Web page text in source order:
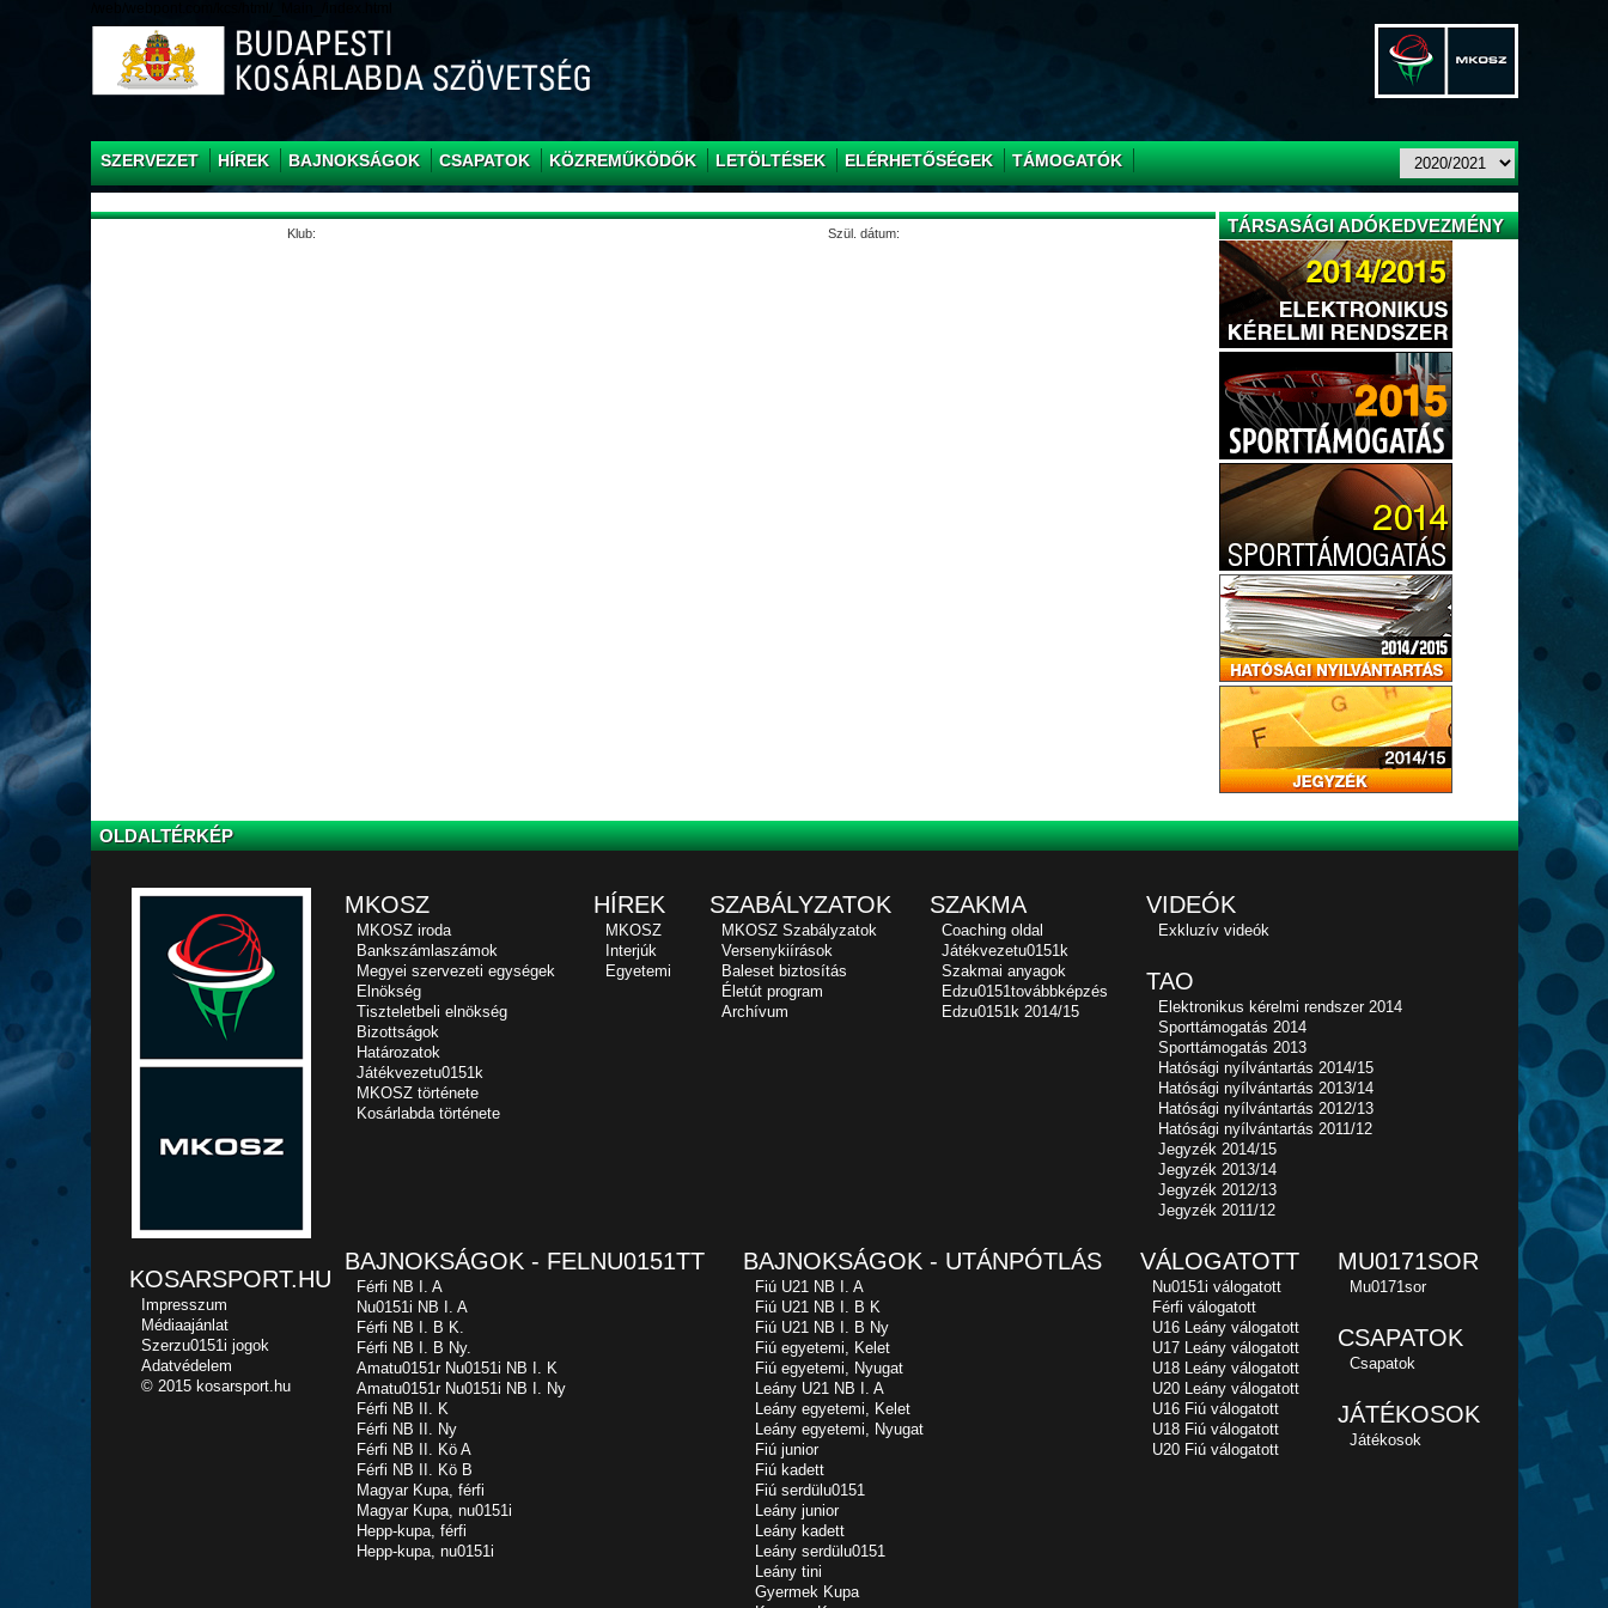
SZERVEZET HÍREK BAJNOKSÁGOK CSAPATOK KÖZREMŰKÖDŐK LETÖLTÉSEK ELÉRHETŐSÉGEK TÁMOGATÓK
Klub: Szül. dátum: TÁRSASÁGI ADÓKEDVEZMÉNY
OLDALTÉRKÉP
MKOSZ
MKOSZ iroda
Bankszámlaszámok
Megyei szervezeti egységek
Elnökség
Tiszteletbeli elnökség
Bizottságok
Határozatok
Játékvezetu0151k
MKOSZ története
Kosárlabda története
HÍREK
MKOSZ
Interjúk
Egyetemi
SZABÁLYZATOK
MKOSZ Szabályzatok
Versenykiírások
Baleset biztosítás
Életút program
Archívum
SZAKMA
Coaching oldal
Játékvezetu0151k
Szakmai anyagok
Edzu0151továbbképzés
Edzu0151k 2014/15
VIDEÓK
Exkluzív videók
TAO
Elektronikus kérelmi rendszer 2014
Sporttámogatás 2014
Sporttámogatás 2013
Hatósági nyílvántartás 2014/15
Hatósági nyílvántartás 2013/14
Hatósági nyílvántartás 2012/13
Hatósági nyílvántartás 2011/12
Jegyzék 2014/15
Jegyzék 2013/14
Jegyzék 2012/13
Jegyzék 2011/12
BAJNOKSÁGOK - FELNU0151TT
Férfi NB I. A
Nu0151i NB I. A
Férfi NB I. B K.
Férfi NB I. B Ny.
Amatu0151r Nu0151i NB I. K
Amatu0151r Nu0151i NB I. Ny
Férfi NB II. K
Férfi NB II. Ny
Férfi NB II. Kö A
Férfi NB II. Kö B
Magyar Kupa, férfi
Magyar Kupa, nu0151i
Hepp-kupa, férfi
Hepp-kupa, nu0151i
BAJNOKSÁGOK - UTÁNPÓTLÁS
Fiú U21 NB I. A
Fiú U21 NB I. B K
Fiú U21 NB I. B Ny
Fiú egyetemi, Kelet
Fiú egyetemi, Nyugat
Leány U21 NB I. A
Leány egyetemi, Kelet
Leány egyetemi, Nyugat
Fiú junior
Fiú kadett
Fiú serdülu0151
Leány junior
Leány kadett
Leány serdülu0151
Leány tini
Gyermek Kupa
VÁLOGATOTT
Nu0151i válogatott
Férfi válogatott
U16 Leány válogatott
U17 Leány válogatott
U18 Leány válogatott
U20 Leány válogatott
U16 Fiú válogatott
U18 Fiú válogatott
U20 Fiú válogatott
MU0171SOR
Mu0171sor
CSAPATOK
Csapatok
JÁTÉKOSOK
Játékosok
KOSARSPORT.HU
Impresszum
Médiaajánlat
Szerzu0151i jogok
Adatvédelem
© 2015 kosarsport.hu